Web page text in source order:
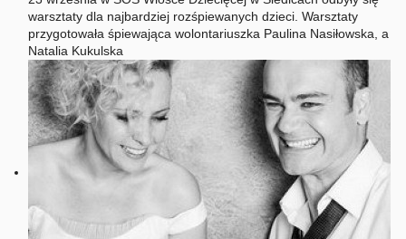
warsztaty dla najbardziej rozśpiewanych dzieci. Warsztaty
przygotowała śpiewająca wolontariuszka Paulina Nasiłowska, a
Natalia Kukulska